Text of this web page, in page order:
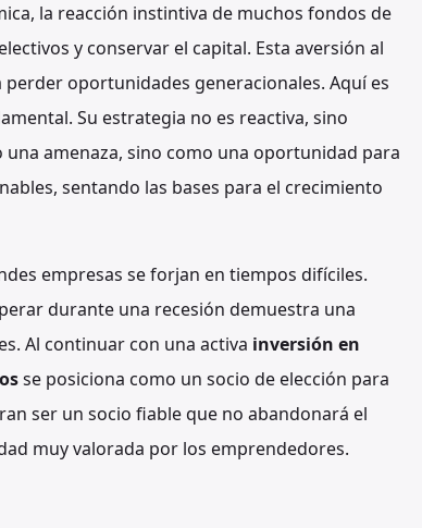
la reacción instintiva de muchos fondos de
y conservar el capital. Esta aversión al
oportunidades generacionales. Aquí es
Su estrategia no es reactiva, sino
amenaza, sino como una oportunidad para
sentando las bases para el crecimiento
empresas se forjan en tiempos difíciles.
durante una recesión demuestra una
Al continuar con una activa inversión en
se posiciona como un socio de elección para
ser un socio fiable que no abandonará el
muy valorada por los emprendedores.